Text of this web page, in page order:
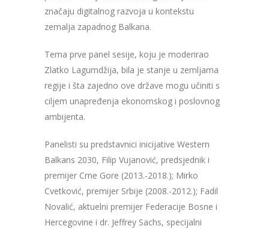
značaju digitalnog razvoja u kontekstu
zemalja zapadnog Balkana.
Tema prve panel sesije, koju je moderirao
Zlatko Lagumdžija, bila je stanje u zemljama
regije i šta zajedno ove države mogu učiniti s
ciljem unapređenja ekonomskog i poslovnog
ambijenta.
Panelisti su predstavnici inicijative Western
Balkans 2030, Filip Vujanović, predsjednik i
premijer Crne Gore (2013.-2018.); Mirko
Cvetković, premijer Srbije (2008.-2012.); Fadil
Novalić, aktuelni premijer Federacije Bosne i
Hercegovine i dr. Jeffrey Sachs, specijalni